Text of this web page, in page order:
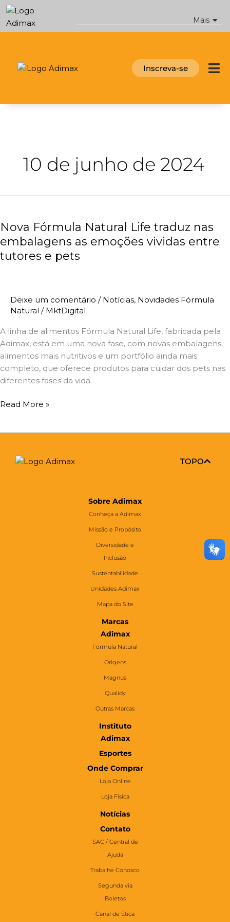
para
o
Mais
Inscreva-se
10 de junho de 2024
Nova Fórmula Natural Life traduz nas
embalagens as emoções vividas entre
tutores e pets
Deixe um comentário / Notícias, Novidades Fórmula
Natural / MktDigital
A linha de alimentos Fórmula Natural Life, fabricada pela
Adimax, está em uma nova fase, com novas embalagens,
alimentos mais nutritivos e um portfólio ainda mais
completo, que oferece produtos para cuidar dos pets nas
diferentes fases da vida.
Natural
Life
traduz
nas
emoções
vividas
tutores
e
pets
Read More »
TOPO
Sobre Adimax
Conheça a Adimax
Missão e Propósito
Diversidade e
Inclusão
Sustentabilidade
Unidades Adimax
Mapa do Site
Marcas
Adimax
Fórmula Natural
Origens
Magnus
Qualidy
Outras Marcas
Instituto
Adimax
Esportes
Onde Comprar
Loja Online
Loja Física
Notícias
Contato
SAC / Central de
Ajuda
Trabalhe Conosco
Segunda via
Boletos
Canal de Ética